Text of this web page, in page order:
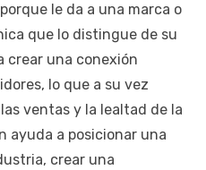
le da a una marca o
que lo distingue de su
crear una conexión
lo que a su vez
ventas y la lealtad de la
ayuda a posicionar una
crear una